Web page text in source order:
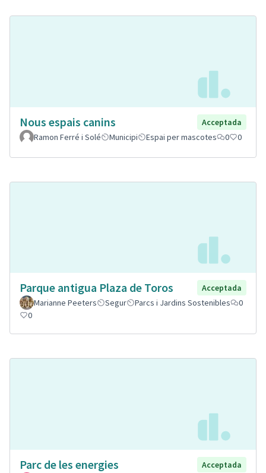
Nous espais canins
Acceptada
Ramon Ferré i Solé
Municipi Espai per mascotes 0 0
Parque antigua Plaza de Toros
Acceptada
Marianne Peeters
Segur Parcs i Jardins Sostenibles
0
0
Parc de les energies
Acceptada